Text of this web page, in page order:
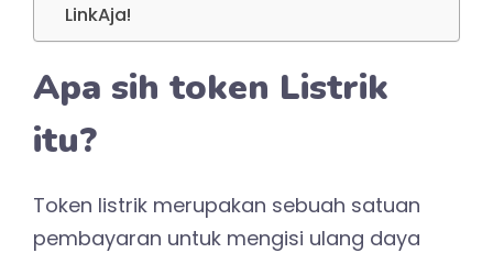
LinkAja!
Apa sih token Listrik
itu?
Token listrik merupakan sebuah satuan
pembayaran untuk mengisi ulang daya